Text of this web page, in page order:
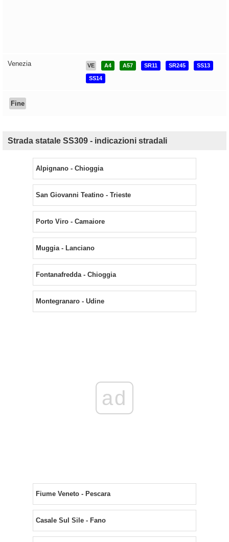
Venezia VE A4 A57 SR11 SR245 SS13
SS14
Fine
Strada statale SS309 - indicazioni stradali
Alpignano - Chioggia
San Giovanni Teatino - Trieste
Porto Viro - Camaiore
Muggia - Lanciano
Fontanafredda - Chioggia
Montegranaro - Udine
ad
Fiume Veneto - Pescara
Casale Sul Sile - Fano